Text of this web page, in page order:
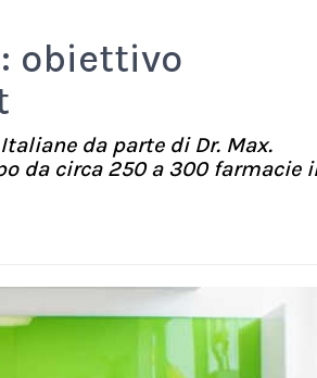
obiettivo
da parte di Dr. Max.
da circa 250 a 300 farmacie